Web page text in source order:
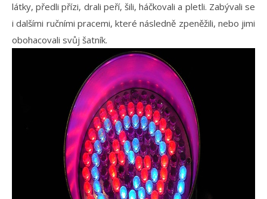
látky, předli přízi, drali peří, šili, háčkovali a pletli. Zabývali se
i dalšími ručními pracemi, které následně zpeněžili, nebo jimi
obohacovali svůj šatník.